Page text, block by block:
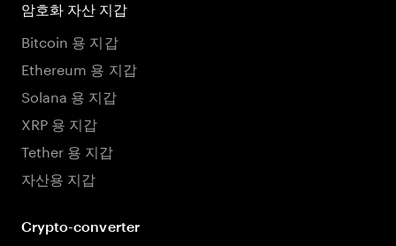
암호화 자산 지갑
Bitcoin 용 지갑
Ethereum 용 지갑
Solana 용 지갑
XRP 용 지갑
Tether 용 지갑
자산용 지갑
Crypto-converter